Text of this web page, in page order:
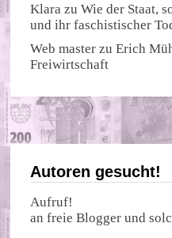
Klara zuWie der Staat,
und ihr faschistischer
Web master zuErich
Freiwirtschaft
Autoren gesucht!
Aufruf!
an freie Blogger und